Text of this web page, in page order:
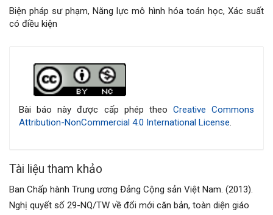
Biện pháp sư phạm, Năng lực mô hình hóa toán học, Xác suất
có điều kiện
bài
Bài báo này được cấp phép theo Creative Commons
Attribution-NonCommercial 4.0 International License.
Tài liệu tham khảo
Ban Chấp hành Trung ương Đảng Cộng sản Việt Nam. (2013).
Nghị quyết số 29-NQ/TW về đổi mới căn bản, toàn diện giáo